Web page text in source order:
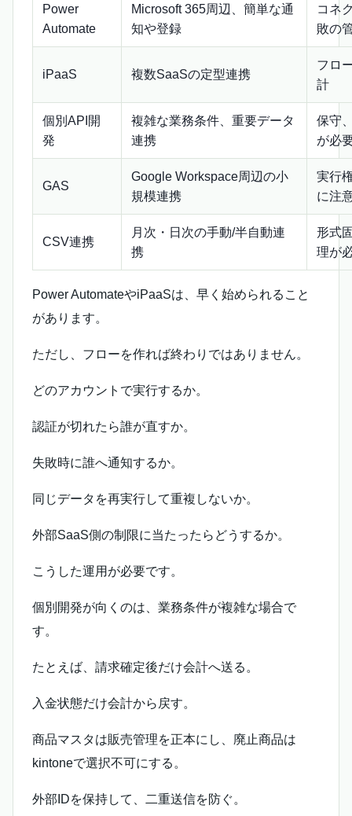
Power
Automate
Microsoft 365周辺、簡単な通
知や登録
コネ
敗の
iPaaS 複数SaaSの定型連携
フロ
計
個別API開
発
複雑な業務条件、重要データ
連携
保守
が必
GAS
Google Workspace周辺の小
規模連携
実行
に注
CSV連携
月次・日次の手動/半自動連
携
形式
理が
Power AutomateやiPaaSは、早く始められること
があります。
ただし、フローを作れば終わりではありません。
どのアカウントで実行するか。
認証が切れたら誰が直すか。
失敗時に誰へ通知するか。
同じデータを再実行して重複しないか。
外部SaaS側の制限に当たったらどうするか。
こうした運用が必要です。
個別開発が向くのは、業務条件が複雑な場合で
す。
たとえば、請求確定後だけ会計へ送る。
入金状態だけ会計から戻す。
商品マスタは販売管理を正本にし、廃止商品は
kintoneで選択不可にする。
外部IDを保持して、二重送信を防ぐ。